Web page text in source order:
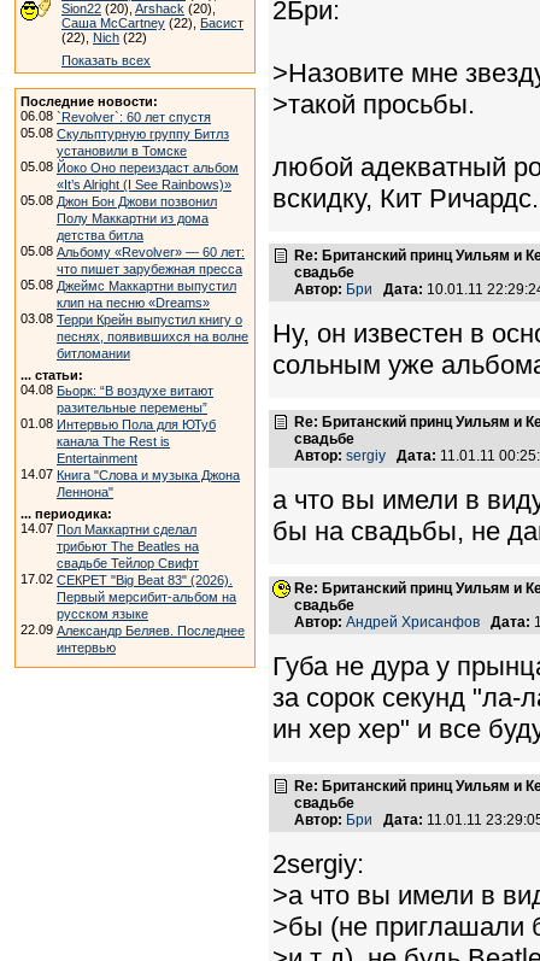
Sion22 (20), Arshack (20),
Саша McCartney (22), Басист
(22), Nich (22)
Показать всех
Последние новости:
06.08 `Revolver`: 60 лет спустя
05.08 Скульптурную группу Битлз
установили в Томске
05.08 Йоко Оно переиздаст альбом
«It’s Alright (I See Rainbows)»
05.08 Джон Бон Джови позвонил
Полу Маккартни из дома
детства битла
05.08 Альбому «Revolver» — 60 лет:
что пишет зарубежная пресса
05.08 Джеймс Маккартни выпустил
клип на песню «Dreams»
03.08 Терри Крейн выпустил книгу о
песнях, появившихся на волне
битломании
... статьи:
04.08 Бьорк: “В воздухе витают
разительные перемены”
01.08 Интервью Пола для ЮТуб
канала The Rest is
Entertainment
14.07 Книга "Слова и музыка Джона
Леннона"
... периодика:
14.07 Пол Маккартни сделал
трибьют The Beatles на
свадьбе Тейлор Свифт
17.02 СЕКРЕТ "Big Beat 83" (2026).
Первый мерсибит-альбом на
русском языке
22.09 Александр Беляев. Последнее
интервью
2Бри:
>Назовите мне
>такой просьбы.
любой адекватный
вскидку, Кит Ричардс.
Re: Британский принц Уильям и
свадьбе
Автор: Бри Дата: 10.01.11
Ну, он известен в
сольным уже
Re: Британский принц Уильям и
свадьбе
Автор: sergiy Дата: 11.01.11
а что вы имели в
бы на свадьбы, не
Re: Британский принц Уильям и
свадьбе
Автор: Андрей Хрисанфов Дата:
Губа не дура у
за сорок секунд
ин хер хер" и все
Re: Британский принц Уильям и
свадьбе
Автор: Бри Дата: 11.01.11
2sergiy:
>а что вы имели в
>бы (не приглашали